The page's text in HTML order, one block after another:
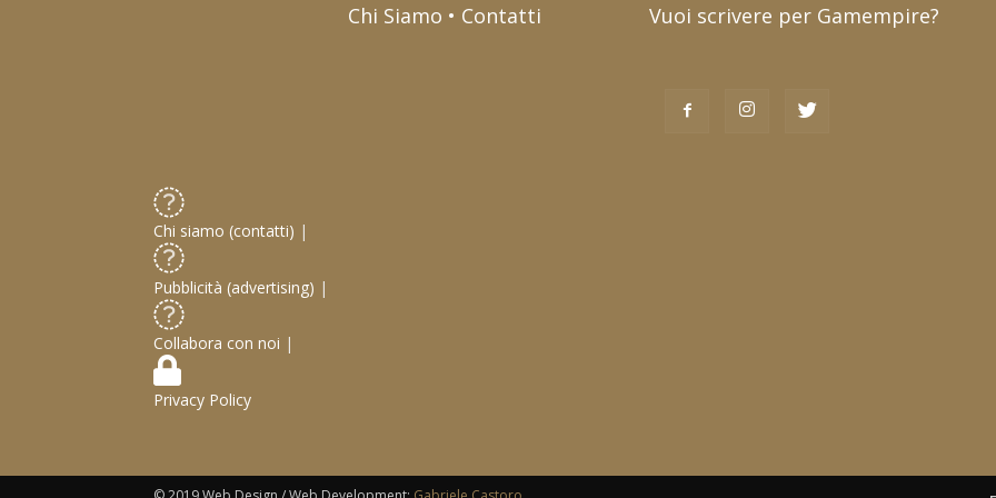
Chi Siamo • Contatti Vuoi scrivere per Gamempire?
Chi siamo (contatti) |
Pubblicità (advertising) |
Collabora con noi |
Privacy Policy